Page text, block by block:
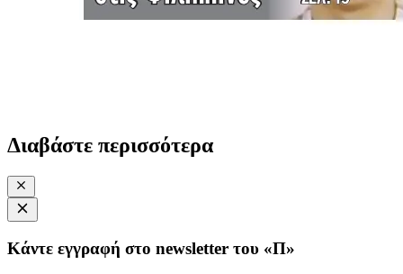
Διαβάστε περισσότερα
Κάντε εγγραφή στο newsletter του «Π»